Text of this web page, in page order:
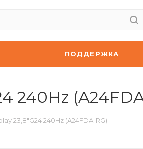
ПОДДЕРЖКА
240Hz
23,8"G24 240Hz (A24FDA-RG)